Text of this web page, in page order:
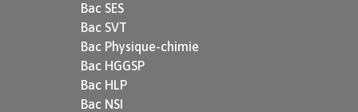
Bac SES
Bac SVT
Bac Physique-chimie
Bac HGGSP
Bac HLP
Bac NSI